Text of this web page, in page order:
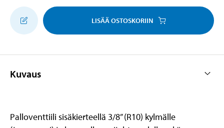
LISÄÄ OSTOSKORIIN
Kuvaus
Palloventtiili sisäkierteellä 3/8” (R10) kylmälle